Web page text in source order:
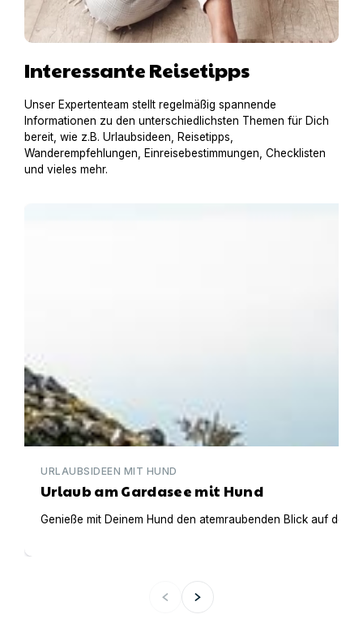
Interessante Reisetipps
Unser Expertenteam stellt regelmäßig spannende
Informationen zu den unterschiedlichsten Themen für Dich
bereit, wie z.B. Urlaubsideen, Reisetipps,
Wanderempfehlungen, Einreisebestimmungen, Checklisten
und vieles mehr.
URLAUBSIDEEN MIT HUND
Urlaub am Gardasee mit Hund
Genieße mit Deinem Hund den atemraubenden Blick auf den